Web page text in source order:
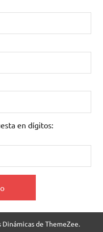
en dígitos:
de ThemeZee.